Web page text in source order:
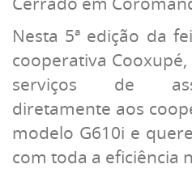
Nesta 5ª edição da
cooperativa
serviços de
diretamente aos
modelo G610i e
com toda a eficiência